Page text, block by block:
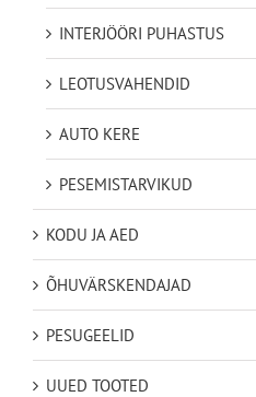
INTERJÖÖRI PUHASTUS
LEOTUSVAHENDID
AUTO KERE
PESEMISTARVIKUD
KODU JA AED
ÕHUVÄRSKENDAJAD
PESUGEELID
UUED TOOTED